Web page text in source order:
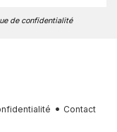
de confidentialité
Contact